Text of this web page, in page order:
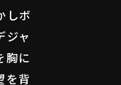
しボ
ジャ
胸に
を背